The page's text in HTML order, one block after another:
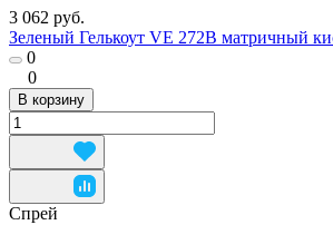
3 062 руб.
Зеленый Гелькоут VE 272B матричный
0
0
В корзину
Спрей